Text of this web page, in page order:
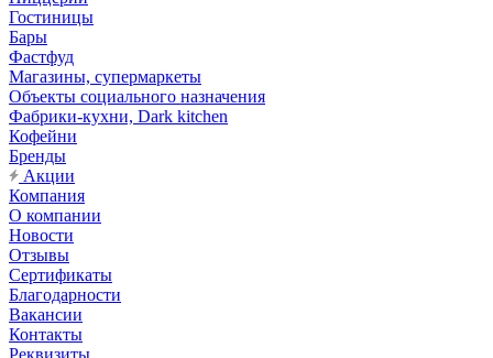
Гостиницы
Бары
Фастфуд
Магазины, супермаркеты
Объекты социального назначения
Фабрики-кухни, Dark kitchen
Кофейни
Бренды
Акции
Компания
О компании
Новости
Отзывы
Сертификаты
Благодарности
Вакансии
Контакты
Реквизиты